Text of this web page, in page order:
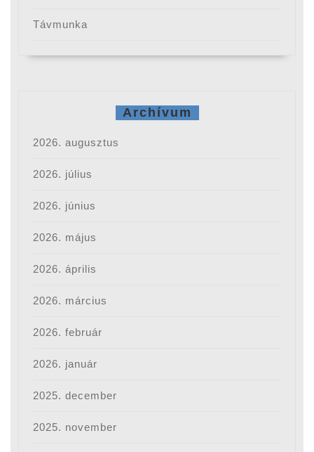
Távmunka
Archívum
2026. augusztus
2026. július
2026. június
2026. május
2026. április
2026. március
2026. február
2026. január
2025. december
2025. november